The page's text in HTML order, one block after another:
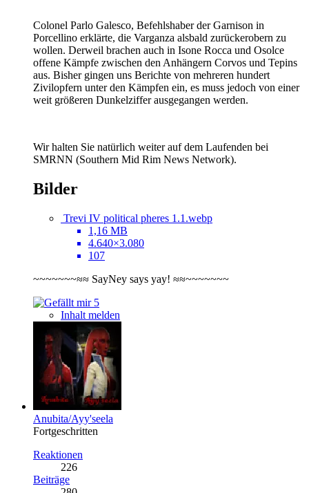
Colonel Parlo Galesco, Befehlshaber der Garnison in
Porcellino erklärte, die Varganza alsbald zurückerobern zu
wollen. Derweil brachen auch in Isone Rocca und Osolce
offene Kämpfe zwischen den Anhängern Corvos und Tepins
aus. Bisher gingen uns Berichte von mehreren hundert
Zivilopfern unter den Kämpfen ein, es muss jedoch von einer
weit größeren Dunkelziffer ausgegangen werden.
Wir halten Sie natürlich weiter auf dem Laufenden bei
SMRNN (Southern Mid Rim News Network).
Bilder
Trevi IV political pheres 1.1.webp
1,16 MB
4.640×3.080
107
~~~~~~~≈≈ SayNey says yay! ≈≈~~~~~~~
5
Inhalt melden
Anubita/Ayy'seela
Fortgeschritten
Reaktionen
226
Beiträge